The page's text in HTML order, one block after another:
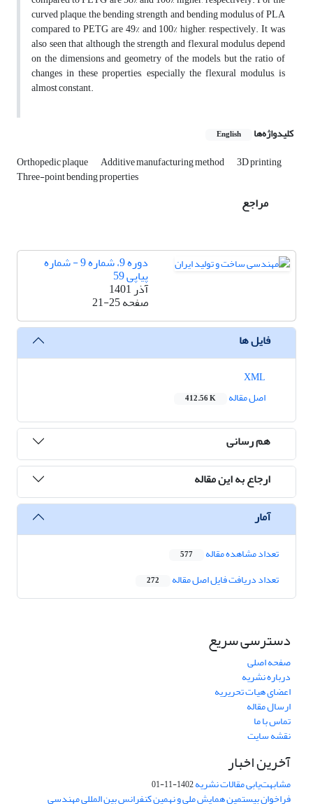
curved plaque, the bending strength and bending modulus of PLA
compared to PETG are 49% and 100% higher, respectively. It was
also seen that although the strength and flexural modulus depend
on the dimensions and geometry of the models, but the ratio of
changes in these properties, especially the flexural modulus, is
almost constant.
کلیدواژه‌ها English
Orthopedic plaque Additive manufacturing method 3D printing
Three-point bending properties
مراجع
دوره 9، شماره 9 - شماره
پیاپی 59
آذر 1401
صفحه21-25
فایل ها
اصل مقاله
412.56 K
هم رسانی
ارجاع به این مقاله
آمار
تعداد مشاهده مقاله 577
تعداد دریافت فایل اصل مقاله 272
دسترسی سریع
صفحه اصلی
درباره نشریه
اعضای هیات تحریریه
ارسال مقاله
تماس با ما
نقشه سایت
آخرین اخبار
مشابهت‌یابی مقالات نشریه1402-11-01
فراخوان بیستمین همایش ملی و نهمین کنفرانس بین المللی مهندسی